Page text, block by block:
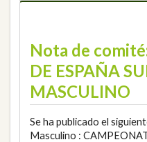
Nota de
DE ESPAÑA
MASCULINO
Se ha publicado el
Masculino :